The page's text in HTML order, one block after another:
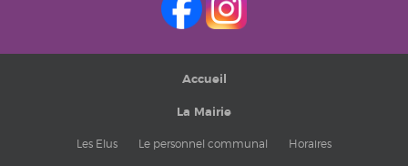
Accueil
La Mairie
Les Elus Le personnel communal Horaires